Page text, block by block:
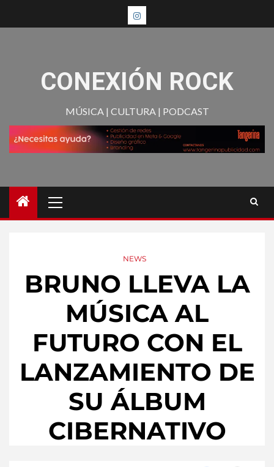
CONEXIÓN ROCK
MÚSICA | CULTURA | PODCAST
NEWS
BRUNO LLEVA LA
MÚSICA AL
FUTURO CON EL
LANZAMIENTO DE
SU ÁLBUM
CIBERNATIVO